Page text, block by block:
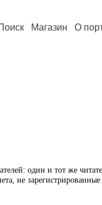
Магазин О
один и тот же
не